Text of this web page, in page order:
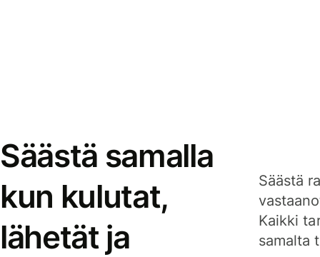
Säästä samalla
kun kulutat,
lähetät ja
Säästä
Kaikki
samalta